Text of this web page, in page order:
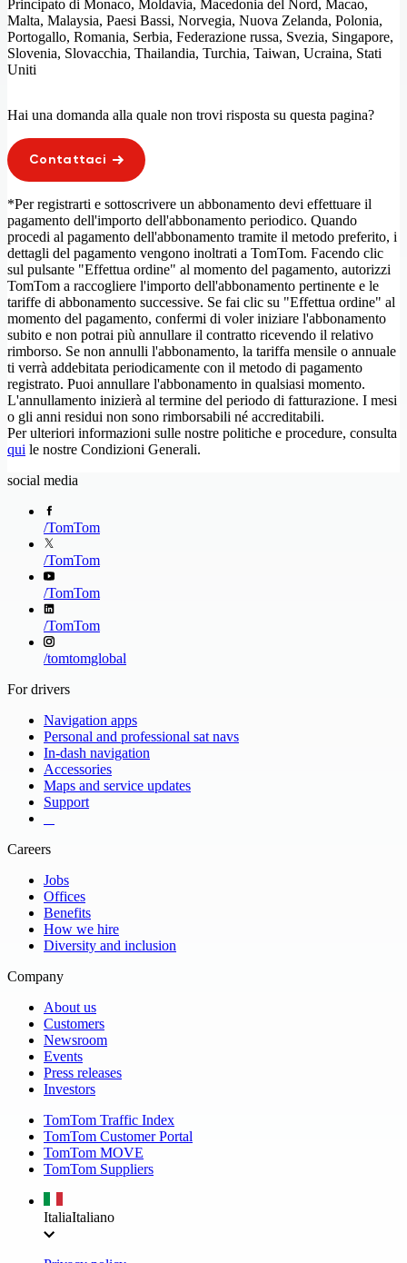
Principato di Monaco, Moldavia, Macedonia del Nord, Macao,
Malta, Malaysia, Paesi Bassi, Norvegia, Nuova Zelanda, Polonia,
Portogallo, Romania, Serbia, Federazione russa, Svezia, Singapore,
Slovenia, Slovacchia, Thailandia, Turchia, Taiwan, Ucraina, Stati
Uniti
Hai una domanda alla quale non trovi risposta su questa pagina?
Contattaci
*Per registrarti e sottoscrivere un abbonamento devi effettuare il
pagamento dell'importo dell'abbonamento periodico. Quando
procedi al pagamento dell'abbonamento tramite il metodo preferito, i
dettagli del pagamento vengono inoltrati a TomTom. Facendo clic
sul pulsante "Effettua ordine" al momento del pagamento, autorizzi
TomTom a raccogliere l'importo dell'abbonamento pertinente e le
tariffe di abbonamento successive. Se fai clic su "Effettua ordine" al
momento del pagamento, confermi di voler iniziare l'abbonamento
subito e non potrai più annullare il contratto ricevendo il relativo
rimborso. Se non annulli l'abbonamento, la tariffa mensile o annuale
ti verrà addebitata periodicamente con il metodo di pagamento
registrato. Puoi annullare l'abbonamento in qualsiasi momento.
L'annullamento inizierà al termine del periodo di fatturazione. I mesi
o gli anni residui non sono rimborsabili né accreditabili.
Per ulteriori informazioni sulle nostre politiche e procedure, consulta
qui le nostre Condizioni Generali.
social media
/TomTom
/TomTom
/TomTom
/TomTom
/tomtomglobal
For drivers
Navigation apps
Personal and professional sat navs
In-dash navigation
Accessories
Maps and service updates
Support
Careers
Jobs
Offices
Benefits
How we hire
Diversity and inclusion
Company
About us
Customers
Newsroom
Events
Press releases
Investors
TomTom Traffic Index
TomTom Customer Portal
TomTom MOVE
TomTom Suppliers
ItaliaItaliano